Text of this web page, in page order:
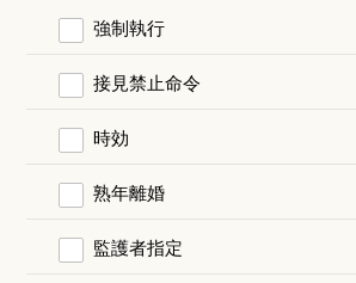
強制執行
接見禁止命令
時効
熟年離婚
監護者指定